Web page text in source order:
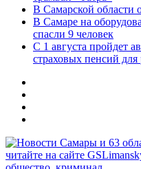
В Самарской области
В Самаре на
спасли 9 человек
С 1 августа пройдет
страховых пенсий
Меню